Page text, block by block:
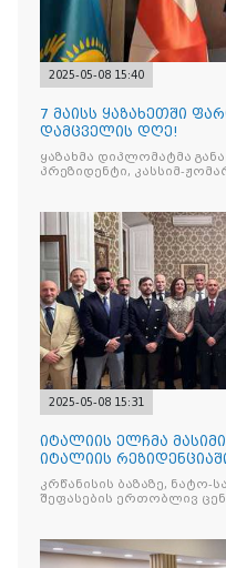
2025-05-08 15:40
7 მაისს ყაზახეთში
დამცველის დღე!
ყაზახმა დიპლომატმა
პრეზიდენტი, კასსიმ-
2025-05-08 15:31
იტალიის ელჩმა
იტალიის
ვენეტოს სახ. დივიზიის
კრწანისის ბაზაზე,
შეფასების ერთობლივ